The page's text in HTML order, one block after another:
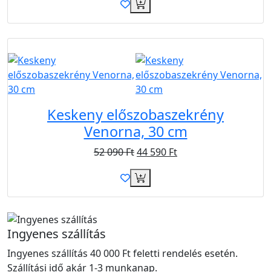
Keskeny előszobaszekrény
Venorna, 30 cm
52 090Ft44 590 Ft
Ingyenes szállítás
Ingyenes szállítás 40 000 Ft feletti rendelés esetén.
Szállítási idő akár 1-3 munkanap.